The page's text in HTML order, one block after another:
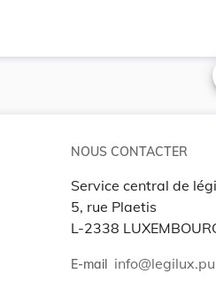
NOUS CONTACTER
Service central de
5, rue Plaetis
L-2338
E-mail